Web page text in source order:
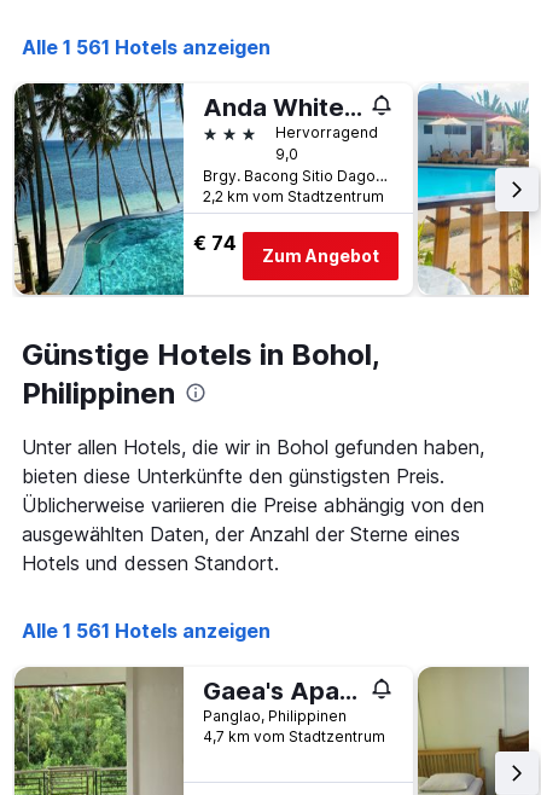
die
die
Anzahl
der
Tage
vor
dem
Aufenthalt
anzeigt
Das
Diagramm
Y-
Achse,
die
durchschnittlichen
Zimmerpreis
anzeigt
Alle 1 561 Hotels anzeigen
Anda White Beach Resort
3 SterneHervorragend
9,0
Brgy. Bacong Sitio Dagohoy, Anda, Philippinen
2,2 km vom Stadtzentrum
€ 74
Zum Angebot
Günstige Hotels in Bohol,
Philippinen
Unter allen Hotels, die wir in Bohol gefunden haben,
bieten diese Unterkünfte den günstigsten Preis.
Üblicherweise variieren die Preise abhängig von den
ausgewählten Daten, der Anzahl der Sterne eines
Hotels und dessen Standort.
Alle 1 561 Hotels anzeigen
Gaea's Apartments
Panglao, Philippinen
4,7 km vom Stadtzentrum